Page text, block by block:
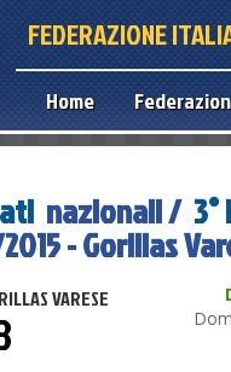
FEDERAZIONE
Home
nazionali / 3°
- Gorillas
VARESE